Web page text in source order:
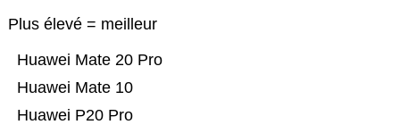
Plus élevé = meilleur
Huawei P20 Pro
Huawei Mate 10
Huawei Mate 20 Pro